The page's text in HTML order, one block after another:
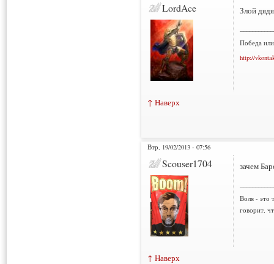
LordAce Злой
Победа
http://
↑ Наверх
Втр, 19/02/2013 - 07:56
Scouser1704 зачем
Воля - это
говорит,
↑ Наверх